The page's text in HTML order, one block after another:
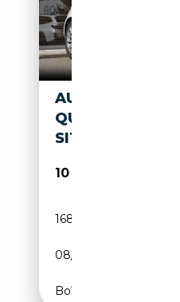
AUDI TT
QUATTRO
SITZHEIZ KLIMA
10 890€
168 947 km
08/2008
Boîte manuelle